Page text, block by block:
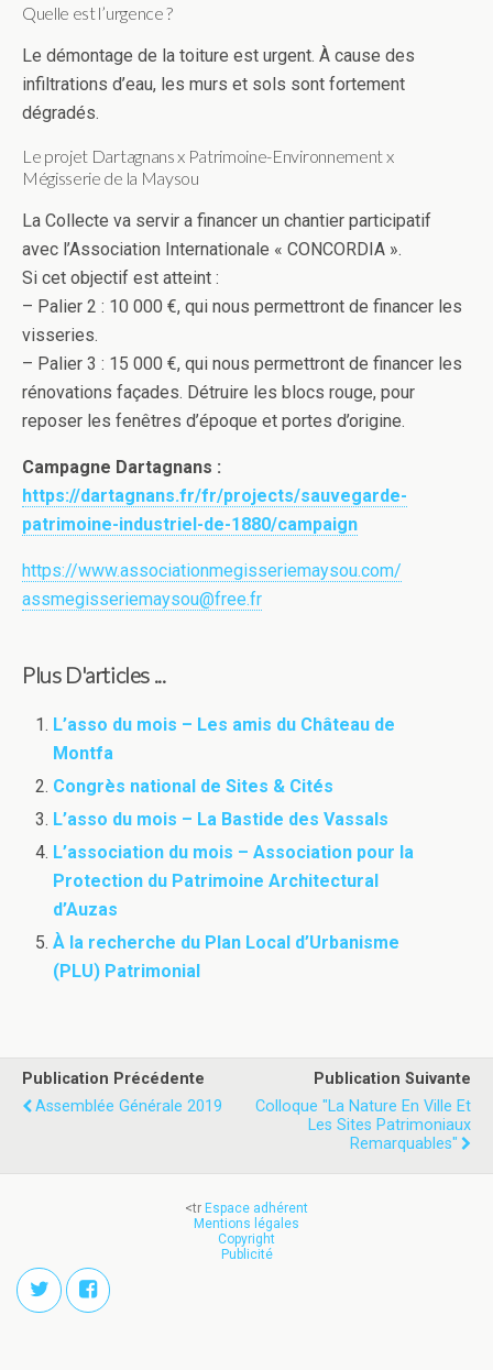
Quelle est l’urgence ?
Le démontage de la toiture est urgent. À cause des
infiltrations d’eau, les murs et sols sont fortement
dégradés.
Le projet Dartagnans x Patrimoine-Environnement x
Mégisserie de la Maysou
La Collecte va servir a financer un chantier participatif
avec l’Association Internationale « CONCORDIA ».
Si cet objectif est atteint :
– Palier 2 : 10 000 €, qui nous permettront de financer les
visseries.
– Palier 3 : 15 000 €, qui nous permettront de financer les
rénovations façades. Détruire les blocs rouge, pour
reposer les fenêtres d’époque et portes d’origine.
Campagne Dartagnans :
https://dartagnans.fr/fr/projects/sauvegarde-
patrimoine-industriel-de-1880/campaign
https://www.associationmegisseriemaysou.com/
assmegisseriemaysou@free.fr
Plus D'articles ...
L’asso du mois – Les amis du Château de
Montfa
Congrès national de Sites & Cités
L’asso du mois – La Bastide des Vassals
L’association du mois – Association pour la
Protection du Patrimoine Architectural
d’Auzas
À la recherche du Plan Local d’Urbanisme
(PLU) Patrimonial
Publication Précédente
Assemblée Générale 2019
Publication Suivante
Colloque "La Nature En Ville Et
Les Sites Patrimoniaux
Remarquables"
<tr Espace adhérent
Mentions légales
Copyright
Publicité